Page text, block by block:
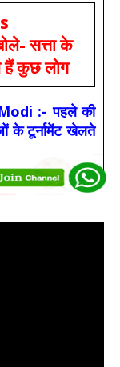
सत्ता के
हैं कुछ लोग
:- पहले की
के टूर्नामेंट खेलते